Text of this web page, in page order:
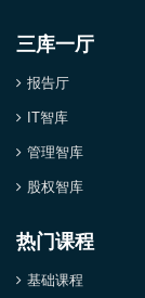
三库一厅
报告厅
IT智库
管理智库
股权智库
热门课程
基础课程